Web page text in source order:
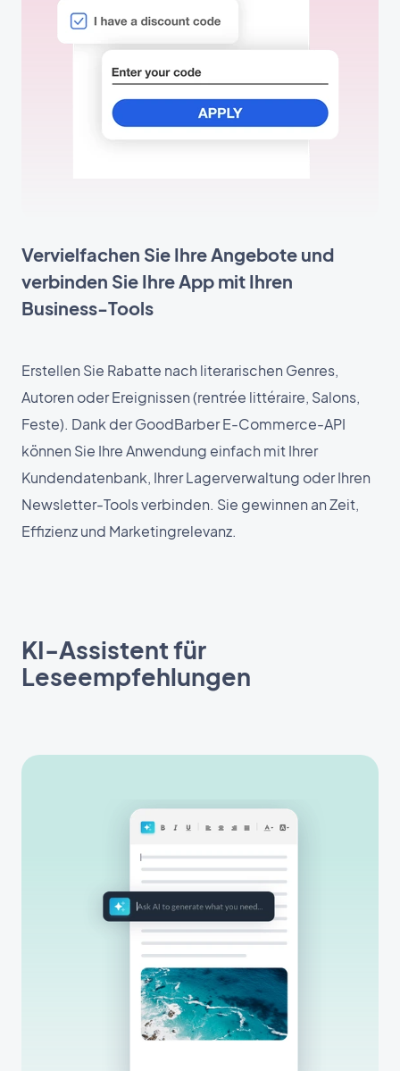
Vervielfachen Sie Ihre Angebote und
verbinden Sie Ihre App mit Ihren
Business-Tools
Erstellen Sie Rabatte nach literarischen Genres,
Autoren oder Ereignissen (rentrée littéraire, Salons,
Feste). Dank der GoodBarber E-Commerce-API
können Sie Ihre Anwendung einfach mit Ihrer
Kundendatenbank, Ihrer Lagerverwaltung oder Ihren
Newsletter-Tools verbinden. Sie gewinnen an Zeit,
Effizienz und Marketingrelevanz.
KI-Assistent für
Leseempfehlungen